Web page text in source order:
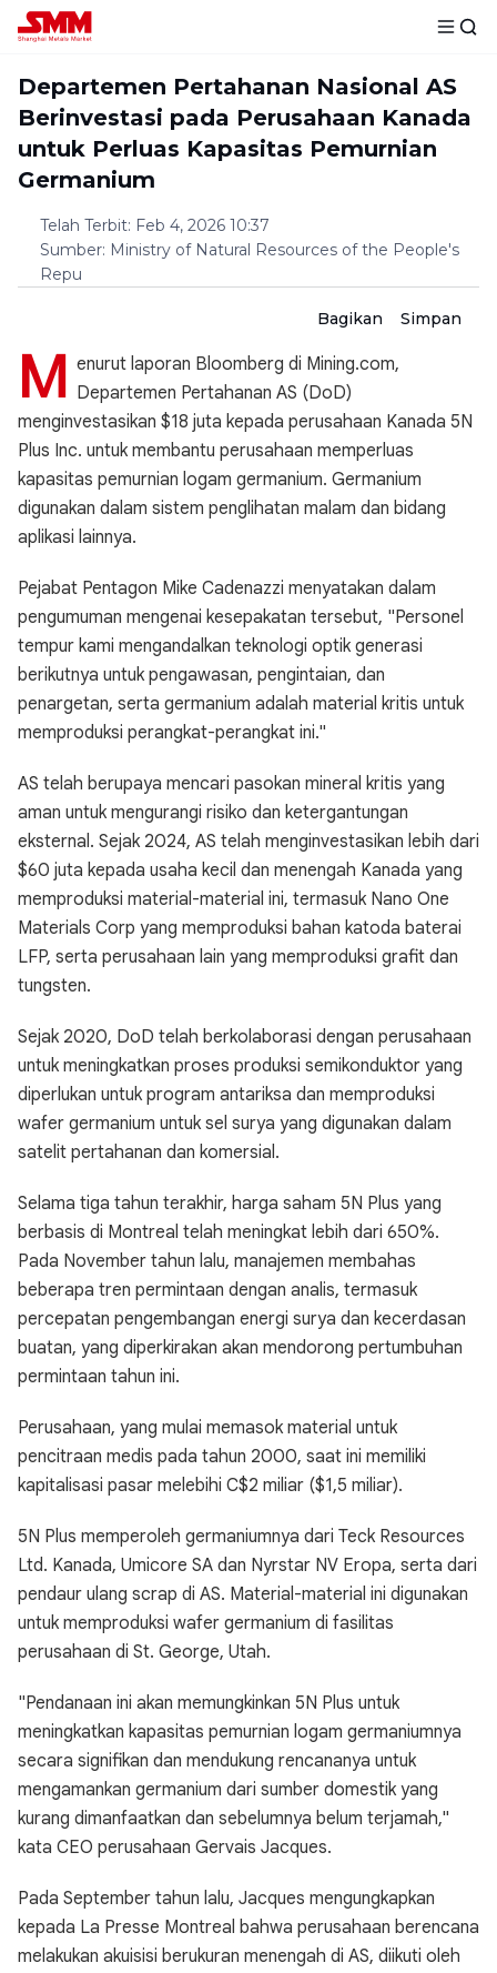
Departemen Pertahanan Nasional AS
Berinvestasi pada Perusahaan Kanada
untuk Perluas Kapasitas Pemurnian
Germanium
Telah Terbit: Feb 4, 2026 10:37
Sumber: Ministry of Natural Resources of the People's
Repu
Bagikan Simpan
M enurut laporan Bloomberg di Mining.com,
Departemen Pertahanan AS (DoD)
menginvestasikan $18 juta kepada perusahaan Kanada 5N
Plus Inc. untuk membantu perusahaan memperluas
kapasitas pemurnian logam germanium. Germanium
digunakan dalam sistem penglihatan malam dan bidang
aplikasi lainnya.
Pejabat Pentagon Mike Cadenazzi menyatakan dalam
pengumuman mengenai kesepakatan tersebut, "Personel
tempur kami mengandalkan teknologi optik generasi
berikutnya untuk pengawasan, pengintaian, dan
penargetan, serta germanium adalah material kritis untuk
memproduksi perangkat-perangkat ini."
AS telah berupaya mencari pasokan mineral kritis yang
aman untuk mengurangi risiko dan ketergantungan
eksternal. Sejak 2024, AS telah menginvestasikan lebih dari
$60 juta kepada usaha kecil dan menengah Kanada yang
memproduksi material-material ini, termasuk Nano One
Materials Corp yang memproduksi bahan katoda baterai
LFP, serta perusahaan lain yang memproduksi grafit dan
tungsten.
Sejak 2020, DoD telah berkolaborasi dengan perusahaan
untuk meningkatkan proses produksi semikonduktor yang
diperlukan untuk program antariksa dan memproduksi
wafer germanium untuk sel surya yang digunakan dalam
satelit pertahanan dan komersial.
Selama tiga tahun terakhir, harga saham 5N Plus yang
berbasis di Montreal telah meningkat lebih dari 650%.
Pada November tahun lalu, manajemen membahas
beberapa tren permintaan dengan analis, termasuk
percepatan pengembangan energi surya dan kecerdasan
buatan, yang diperkirakan akan mendorong pertumbuhan
permintaan tahun ini.
Perusahaan, yang mulai memasok material untuk
pencitraan medis pada tahun 2000, saat ini memiliki
kapitalisasi pasar melebihi C$2 miliar ($1,5 miliar).
5N Plus memperoleh germaniumnya dari Teck Resources
Ltd. Kanada, Umicore SA dan Nyrstar NV Eropa, serta dari
pendaur ulang scrap di AS. Material-material ini digunakan
untuk memproduksi wafer germanium di fasilitas
perusahaan di St. George, Utah.
"Pendanaan ini akan memungkinkan 5N Plus untuk
meningkatkan kapasitas pemurnian logam germaniumnya
secara signifikan dan mendukung rencananya untuk
mengamankan germanium dari sumber domestik yang
kurang dimanfaatkan dan sebelumnya belum terjamah,"
kata CEO perusahaan Gervais Jacques.
Pada September tahun lalu, Jacques mengungkapkan
kepada La Presse Montreal bahwa perusahaan berencana
melakukan akuisisi berukuran menengah di AS, diikuti oleh